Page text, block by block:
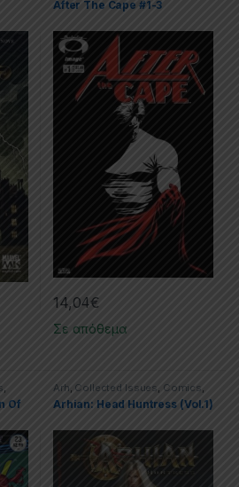
After The Cape #1-3
14,04€
Σε απόθεμα
,
Of
Arh, Collected Issues, Comics,
Limited Series
Arhian: Head Huntress (Vol.1)